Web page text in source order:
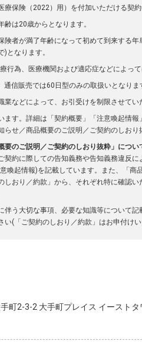
保険（2022）用）を付加いただける契約
は20歳からとなります。
険者が満了年齢になって初めて到来する
となります。
行為、医療機関および適応症などによっ
信販売では60日型のみの取扱いとなりま
などによって、お引受けを制限させて
ます。詳細は「契約概要」「注意喚起情
せ／商品概要のご説明／ご契約のしお
要のご説明／ご契約のしおり抜粋」につい
契約に際しての告知義務や告知義務違反
喚起情報)を記載しています。また、「商
しおり／約款」から、それぞれ特に確認
伴う大切な事項、必要な知識等について
(「ご契約のしおり／約款」はお申付け
2-3-2 大手町プレイス イーストタ